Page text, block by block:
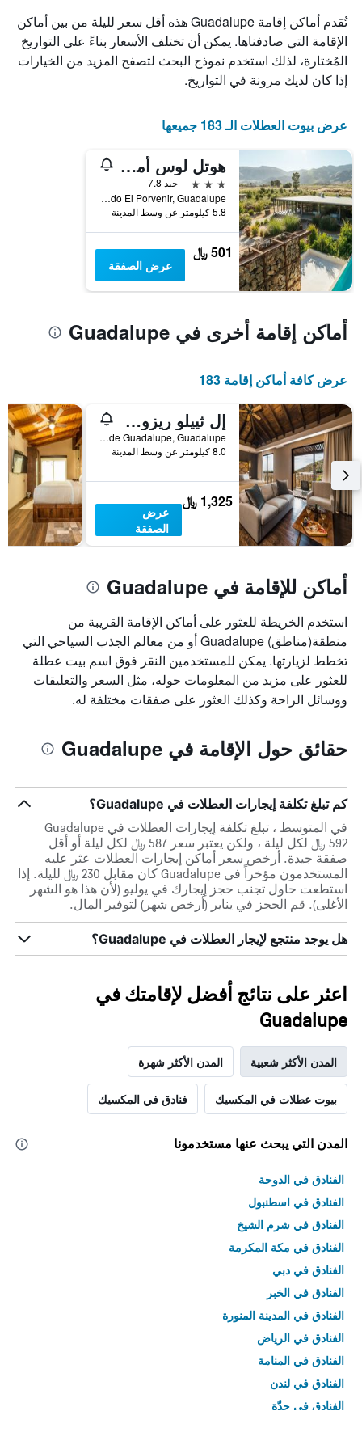
الذي
يعرض
أيام
الأسبوع.
يتضمن
المخطط
محور
Y
الذي
يعرض
متوسط
سعر
غرفة
تُقدم أماكن إقامة Guadalupe هذه أقل سعر لليلة من بين أماكن
الإقامة التي صادفناها. يمكن أن تختلف الأسعار بناءً على التواريخ
المُختارة، لذلك استخدم نموذج البحث لتصفح المزيد من الخيارات
إذا كان لديك مرونة في التواريخ.
عرض بيوت العطلات الـ 183 جميعها
هوتل لوس أمانتيس فالي دي جوادالوبي
3 نجوم
جيد 7.8
Parcela 69 Ejido El Porvenir, Guadalupe, ولاية باها كاليفورنيا, المكسيك
5.8 كيلومتر عن وسط المدينة
501 ﷼
عرض الصفقة
أماكن إقامة أخرى في Guadalupe
عرض كافة أماكن إقامة 183
إل ثييلو ريزورت
Carretera Guadalupe - el Tigre KM 7.5 P118 col. Ejido el por Venir Valle de Guadalupe, Guadalupe, ولاية باها كاليفورنيا, المكسيك
8.0 كيلومتر عن وسط المدينة
1,325 ﷼
عرض
الصفقة
أماكن للإقامة في Guadalupe
استخدم الخريطة للعثور على أماكن الإقامة القريبة من
منطقة(مناطق) Guadalupe أو من معالم الجذب السياحي التي
تخطط لزيارتها. يمكن للمستخدمين النقر فوق اسم بيت عطلة
للعثور على مزيد من المعلومات حوله، مثل السعر والتعليقات
ووسائل الراحة وكذلك العثور على صفقات مختلفة له.
حقائق حول الإقامة في Guadalupe
كم تبلغ تكلفة إيجارات العطلات في Guadalupe؟
في المتوسط ، تبلغ تكلفة إيجارات العطلات في Guadalupe
592 ﷼ لكل ليلة ، ولكن يعتبر سعر 587 ﷼ لكل ليلة أو أقل
صفقة جيدة. أرخص سعر أماكن إيجارات العطلات عثر عليه
المستخدمون مؤخراً في Guadalupe كان مقابل 230 ﷼ لليلة. إذا
استطعت حاول تجنب حجز إيجارك في يوليو (لأن هذا هو الشهر
الأغلى). قم الحجز في يناير (أرخص شهر) لتوفير المال.
هل يوجد منتجع لإيجار العطلات في Guadalupe؟
اعثر على نتائج أفضل لإقامتك في
Guadalupe
المدن الأكثر شعبية المدن الأكثر شهرة
بيوت عطلات في المكسيك فنادق في المكسيك
المدن التي يبحث عنها مستخدمونا
الفنادق في الدوحة
الفنادق في اسطنبول
الفنادق في شرم الشيخ
الفنادق في مكة المكرمة
الفنادق في دبي
الفنادق في الخبر
الفنادق في المدينة المنورة
الفنادق في الرياض
الفنادق في المنامة
الفنادق في لندن
الفنادق في جدّة